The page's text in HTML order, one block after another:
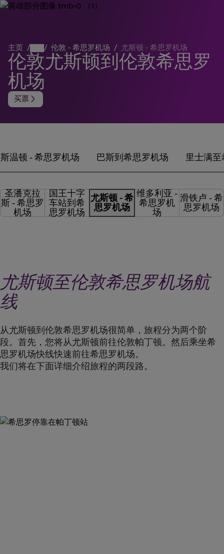
主页 / / 伦敦 - 希思罗机场 / 尤斯顿 - 希思罗机场
伦敦尤斯顿到伦敦希思罗
机场
买票 arrow_forward_ios
斯温顿 - 希思罗机场 巴斯到希思罗机场 里士满
圣潘克拉
斯 - 希思罗
机场
国王十字
车站到希
思罗机场
尤斯顿 - 希
思罗机场
维多利亚 -
希思罗机
场
滑铁卢 - 希
思罗机场
尤斯顿至伦敦希思罗机场航
线
从尤斯顿到伦敦希思罗机场很简单，旅程分为两个阶
段。首先，您将从尤斯顿前往伦敦帕丁顿。然后乘坐希
思罗机场快线快速前往希思罗机场。
我们将在下面详细介绍旅程的两段路。